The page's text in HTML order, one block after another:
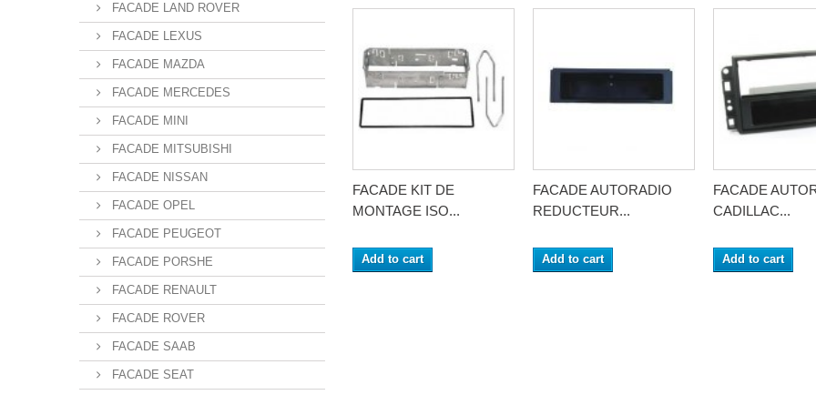
FACADE LAND ROVER
FACADE LEXUS
FACADE MAZDA
FACADE MERCEDES
FACADE MINI
FACADE MITSUBISHI
FACADE NISSAN
FACADE OPEL
FACADE PEUGEOT
FACADE PORSHE
FACADE RENAULT
FACADE ROVER
FACADE SAAB
FACADE SEAT
FACADE KIT DE
MONTAGE ISO...
Add to cart
FACADE AUTORADIO
REDUCTEUR...
Add to cart
FACADE
CADILLAC...
Add to cart